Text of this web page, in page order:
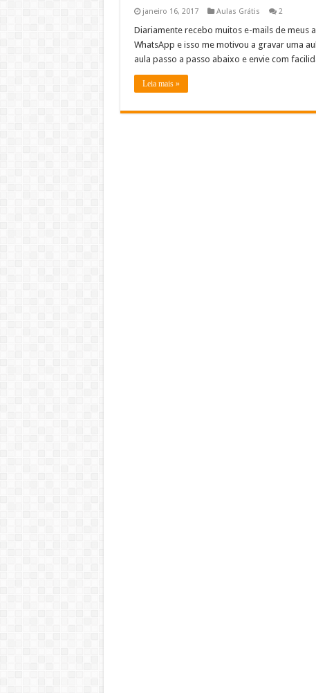
janeiro 16, 2017 Aulas Grátis 2
Diariamente recebo muitos e-mails de meus
WhatsApp e isso me motivou a gravar uma
aula passo a passo abaixo e envie com
Leia mais »